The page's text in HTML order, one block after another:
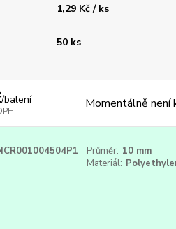
1,29 Kč / ks
50 ks
/balení Momentálně není
Průměr: 10 mm
Materiál: